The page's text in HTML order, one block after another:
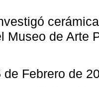
Museo de Arte
de Febrero de